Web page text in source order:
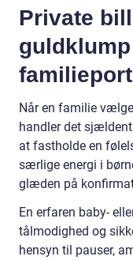
Private
Når en familie
handler det
at fastholde en
særlige energi i
glæden på
En erfaren baby-
tålmodighed og
hensyn til pauser,